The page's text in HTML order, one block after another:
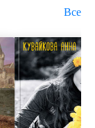
Все